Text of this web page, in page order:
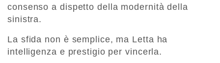
consenso a dispetto della modernità della
sinistra.
La sfida non è semplice, ma Letta ha
intelligenza e prestigio per vincerla.